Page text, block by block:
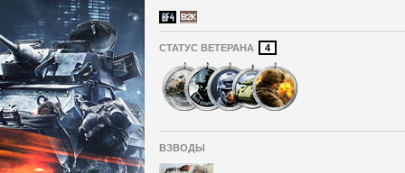
СТАТУС ВЕТЕРАНА 4
ВЗВОДЫ